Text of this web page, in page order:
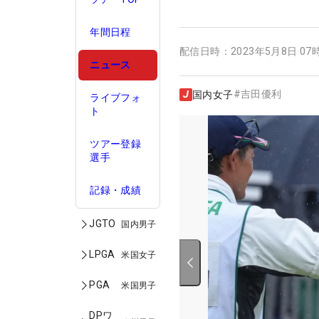
年間日程
ニュース
ライブフォ
ト
ツアー登録
選手
記録・成績
JGTO 国内男子
LPGA 米国女子
PGA 米国男子
DPワ
配信日時： 2023年5月8日 07
国内女子#吉田優利